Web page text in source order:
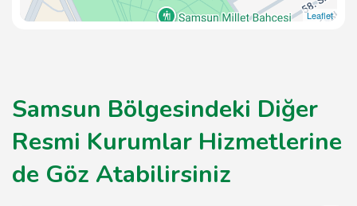
Leaflet
Samsun Bölgesindeki Diğer
Resmi Kurumlar Hizmetlerine
de Göz Atabilirsiniz